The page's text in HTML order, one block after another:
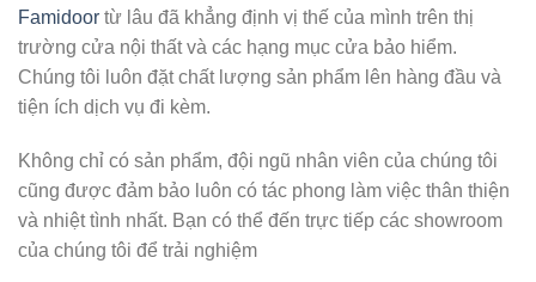
Famidoor từ lâu đã khẳng định vị thế của mình trên thị
trường cửa nội thất và các hạng mục cửa bảo hiểm.
Chúng tôi luôn đặt chất lượng sản phẩm lên hàng đầu và
tiện ích dịch vụ đi kèm.
Không chỉ có sản phẩm, đội ngũ nhân viên của chúng tôi
cũng được đảm bảo luôn có tác phong làm việc thân thiện
và nhiệt tình nhất. Bạn có thể đến trực tiếp các showroom
của chúng tôi để trải nghiệm